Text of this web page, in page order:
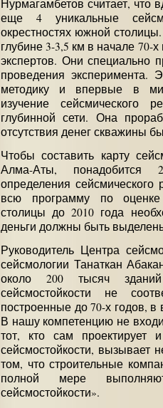
Нурмагамбетов считает, что
еще 4 уникальные
окрестностях южной
глубине 3-3,5 км в начале 70-
экспертов. Они специально
проведения эксперимента.
методику и впервые в
изучение сейсмического
глубинной сети. Она
отсутствия денег скважины
Чтобы составить карту
Алма-Аты, понадобится
определения
всю программу по
столицы до 2010 года
деньги должны быть
Руководитель Центра
сейсмологии Танаткан
около 200 тысяч
сейсмостойкости не
построенные до 70-х годов,
В нашу компетенцию не
тот, кто сам
сейсмостойкости, вызывает
том, что строительные
полной мере
сейсмостойкости».